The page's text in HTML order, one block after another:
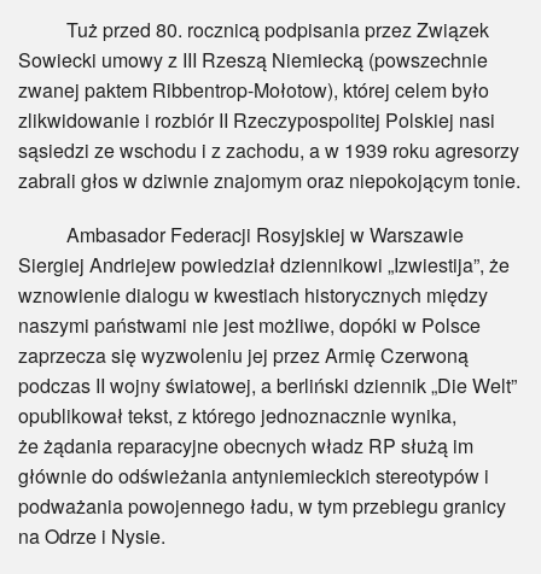
Sport
BlogAiD
Zaproszenia
Tuż przed 80. rocznicą podpisania przez Związek
Sowiecki umowy z III Rzeszą Niemiecką (powszechnie
zwanej paktem Ribbentrop-Mołotow), której celem było
zlikwidowanie i rozbiór II Rzeczypospolitej Polskiej nasi
sąsiedzi ze wschodu i z zachodu, a w 1939 roku agresorzy
zabrali głos w dziwnie znajomym oraz niepokojącym tonie.
Ambasador Federacji Rosyjskiej w Warszawie
Siergiej Andriejew powiedział dziennikowi „Izwiestija”, że
wznowienie dialogu w kwestiach historycznych między
naszymi państwami nie jest możliwe, dopóki w Polsce
zaprzecza się wyzwoleniu jej przez Armię Czerwoną
podczas II wojny światowej, a berliński dziennik „Die Welt”
opublikował tekst, z którego jednoznacznie wynika,
że żądania reparacyjne obecnych władz RP służą im
głównie do odświeżania antyniemieckich stereotypów i
podważania powojennego ładu, w tym przebiegu granicy
na Odrze i Nysie.